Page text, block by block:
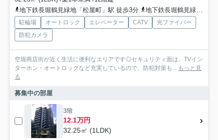
地下鉄長堀鶴見緑地「松屋町」駅 徒歩3分
地下鉄長堀鶴見緑地「長堀橋」駅 徒歩6分
駐輪場 オートロック エレベーター CATV
光ファイバー
防犯カメラ
空堀商店街が近く生活に便利なエリアです◎セキュリティ面は、TVイン
ターホン・オートロックなど充実しているので、防犯対策も... もっと見
る
募集中の部屋
3階
12.1万円
32.25㎡ (1LDK)